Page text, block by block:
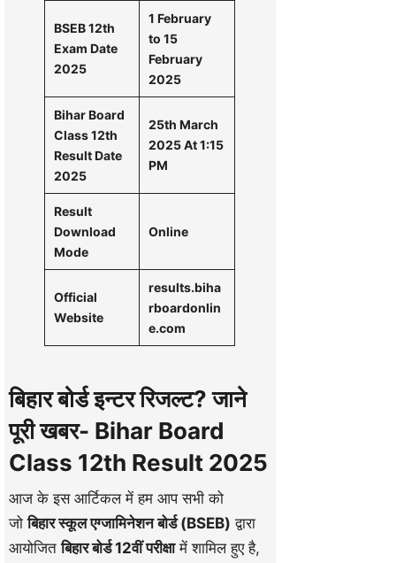
BSEB 12th
Exam Date
2025
1 February
to 15
February
2025
Bihar Board
Class 12th
Result Date
2025
25th March
2025 At 1:15
PM
Result
Download
Mode
Online
Official
Website
results.biha
rboardonlin
e.com
बिहार बोर्ड इन्टर रिजल्ट? जाने
पूरी खबर- Bihar Board
Class 12th Result 2025
आज के इस आर्टिकल में हम आप सभी को
जोबिहार स्कूल एग्जामिनेशन बोर्ड (BSEB) द्वारा
आयोजितबिहार बोर्ड 12वीं परीक्षामें शामिल हुए है,